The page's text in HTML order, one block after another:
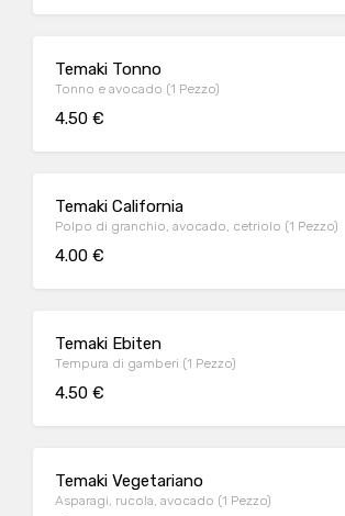
Temaki Tonno
Tonno e avocado (1 Pezzo)
4.50 €
Temaki California
Polpo di granchio, avocado, cetriolo (1 Pezzo)
4.00 €
Temaki Ebiten
Tempura di gamberi (1 Pezzo)
4.50 €
Temaki Vegetariano
Asparagi, rucola, avocado (1 Pezzo)